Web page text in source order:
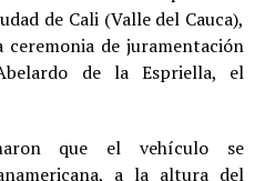
de Cali (Valle del Cauca),
ceremonia de juramentación
de la Espriella, el
que el vehículo se
a la altura del